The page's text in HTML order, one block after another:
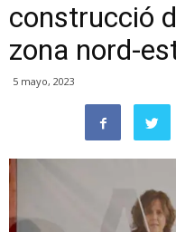
construcció
zona nord-
5 mayo, 2023